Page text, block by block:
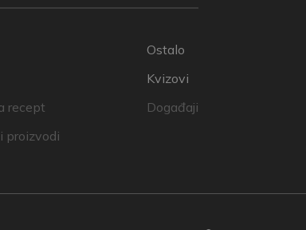
recept
proizvodi
Ostalo
Kvizovi
Događaji